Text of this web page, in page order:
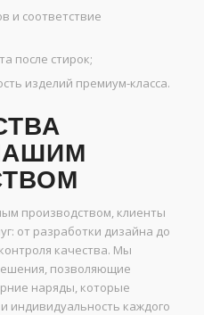
и соответствие
после стирок;
изделий премиум-класса.
производством, клиенты
от разработки дизайна до
качества. Мы
позволяющие
наряды, которые
индивидуальность каждого